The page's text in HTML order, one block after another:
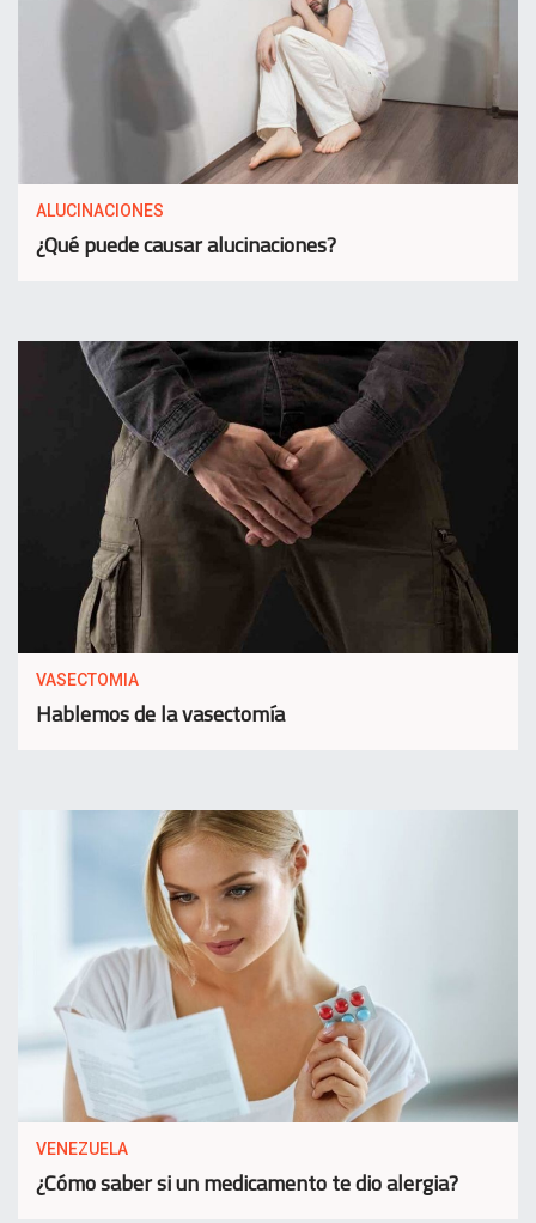
ALUCINACIONES
¿Qué puede causar alucinaciones?
VASECTOMIA
Hablemos de la vasectomía
VENEZUELA
¿Cómo saber si un medicamento te dio alergia?